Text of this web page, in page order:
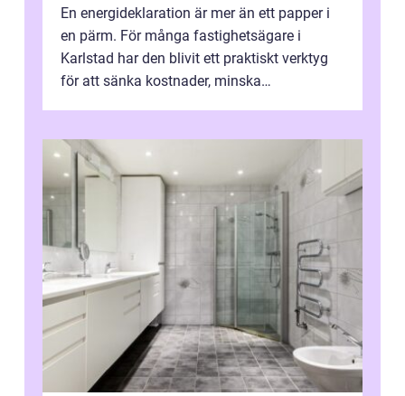
En energideklaration är mer än ett papper i
en pärm. För många fastighetsägare i
Karlstad har den blivit ett praktiskt verktyg
för att sänka kostnader, minska